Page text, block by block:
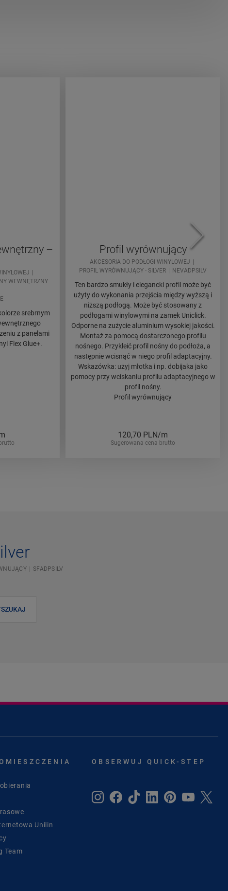
–
WEWNĘTRZNY
srebrnym
z panelami
Flex Glue+.
Profil wyrównujący
AKCESORIA DO PODŁOGI WINYLOWEJ
PROFIL WYRÓWNUJĄCY - SILVER
NEVADPSILV
Ten bardzo smukły i elegancki profil może być
użyty do wykonania przejścia między wyższą i
niższą podłogą. Może być stosowany z
podłogami winylowymi na zamek Uniclick.
Odporne na zużycie aluminium wysokiej jakości.
Montaż za pomocą dostarczonego profilu
nośnego. Przykleić profil nośny do podłoża, a
następnie wcisnąć w niego profil adaptacyjny.
Wskazówka: użyj młotka i np. dobijaka jako
pomocy przy wciskaniu profilu adaptacyjnego w
profil nośny.
Profil wyrównujący
120,70 PLN/m
Sugerowana cena brutto
SFADPSILV
Unilin
Team
OBSERWUJ QUICK-STEP